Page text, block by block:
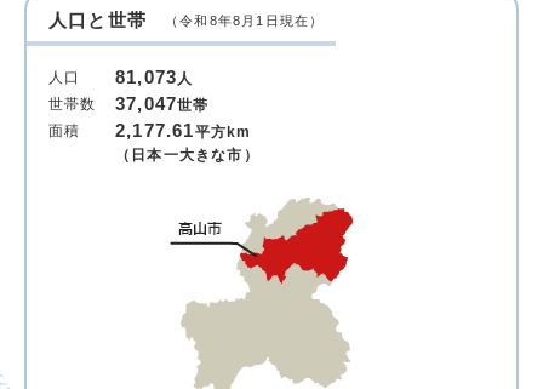
人口と世帯 （令和8年8月1日現在）
人口 81,073人
世帯数
37,047世帯
面積
2,177.61平方km
（日本一大きな市）